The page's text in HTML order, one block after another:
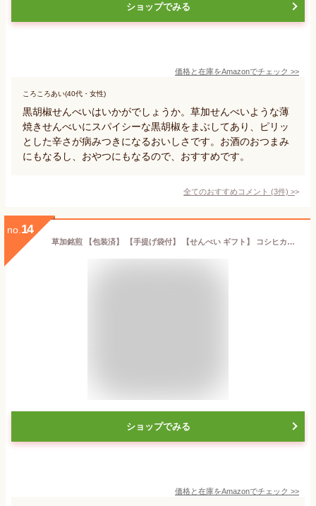
ショップでみる
価格と在庫をAmazonでチェック >>
ころころあい(40代・女性)
黒胡椒せんべいはいかがでしょうか。草加せんべいような薄
焼きせんべいにスパイシーな黒胡椒をまぶしてあり、ピリッ
とした辛さが病みつきになるおいしさです。お酒のおつまみ
にもなるし、おやつにもなるので、おすすめです。
全てのおすすめコメント (3件) >
no. 14
草加銘煎 【包装済】 【手提げ袋付】 【せんべい ギフト】 コシヒカリ100％ 加賀屋米菓
ショップでみる
価格と在庫をAmazonでチェック >>